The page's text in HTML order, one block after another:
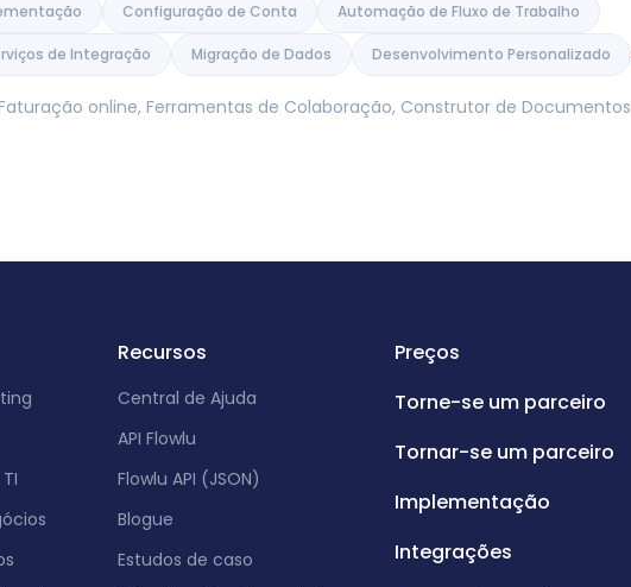
Configuração de Conta Automação de Fluxo de Trabalho
de Integração Migração de Dados Desenvolvimento Personalizado
online, Ferramentas de Colaboração, Construtor de Documentos
Recursos
Central de Ajuda
API Flowlu
Flowlu API (JSON)
Blogue
Estudos de caso
Preços
Torne-se um parceiro
Tornar-se um parceiro
Implementação
Integrações